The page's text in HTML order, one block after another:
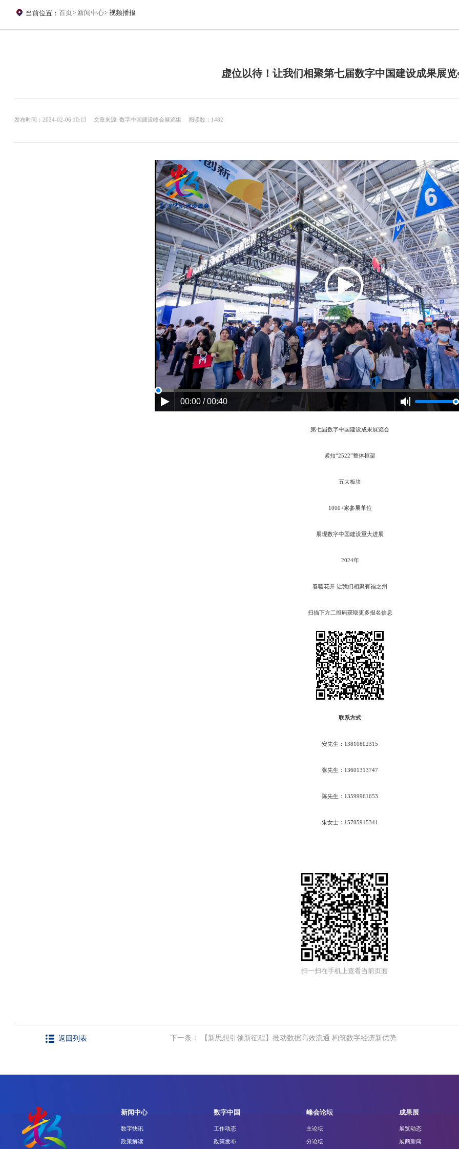
当前位置：首页 新闻中心 视频播报
虚位以待！让我们相聚第七届数字中国建设成果展览
发布时间：2024-02-06 10:13 文章来源: 数字中国建设峰会展览组 阅读数：1482
00:00 / 00:40
第七届数字中国建设成果展览会
紧扣“2522”整体框架
五大板块
1000+家参展单位
展现数字中国建设重大进展
2024年
春暖花开 让我们相聚有福之州
扫描下方二维码获取更多报名信息
联系方式
安先生：13810802315
张先生：13601313747
陈先生：13599961653
朱女士：15705915341
扫一扫在手机上查看当前页面
返回列表 下一条： 【新思想引领新征程】推动数据高效流通 构筑数字经济新优势
新闻中心
数字快讯
政策解读
数字中国
工作动态
政策发布
峰会论坛
主论坛
分论坛
成果展
展览动态
展商新闻